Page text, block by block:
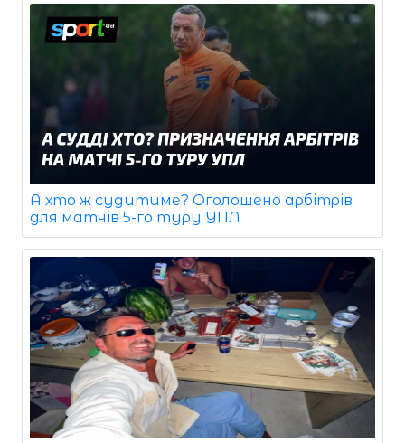
А хто ж судитиме? Оголошено арбітрів
для матчів 5-го туру УПЛ